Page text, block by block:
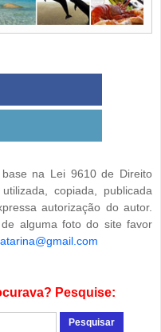
na Lei 9610 de Direito
copiada, publicada
autorização do autor.
alguma foto do site favor
Pesquise: